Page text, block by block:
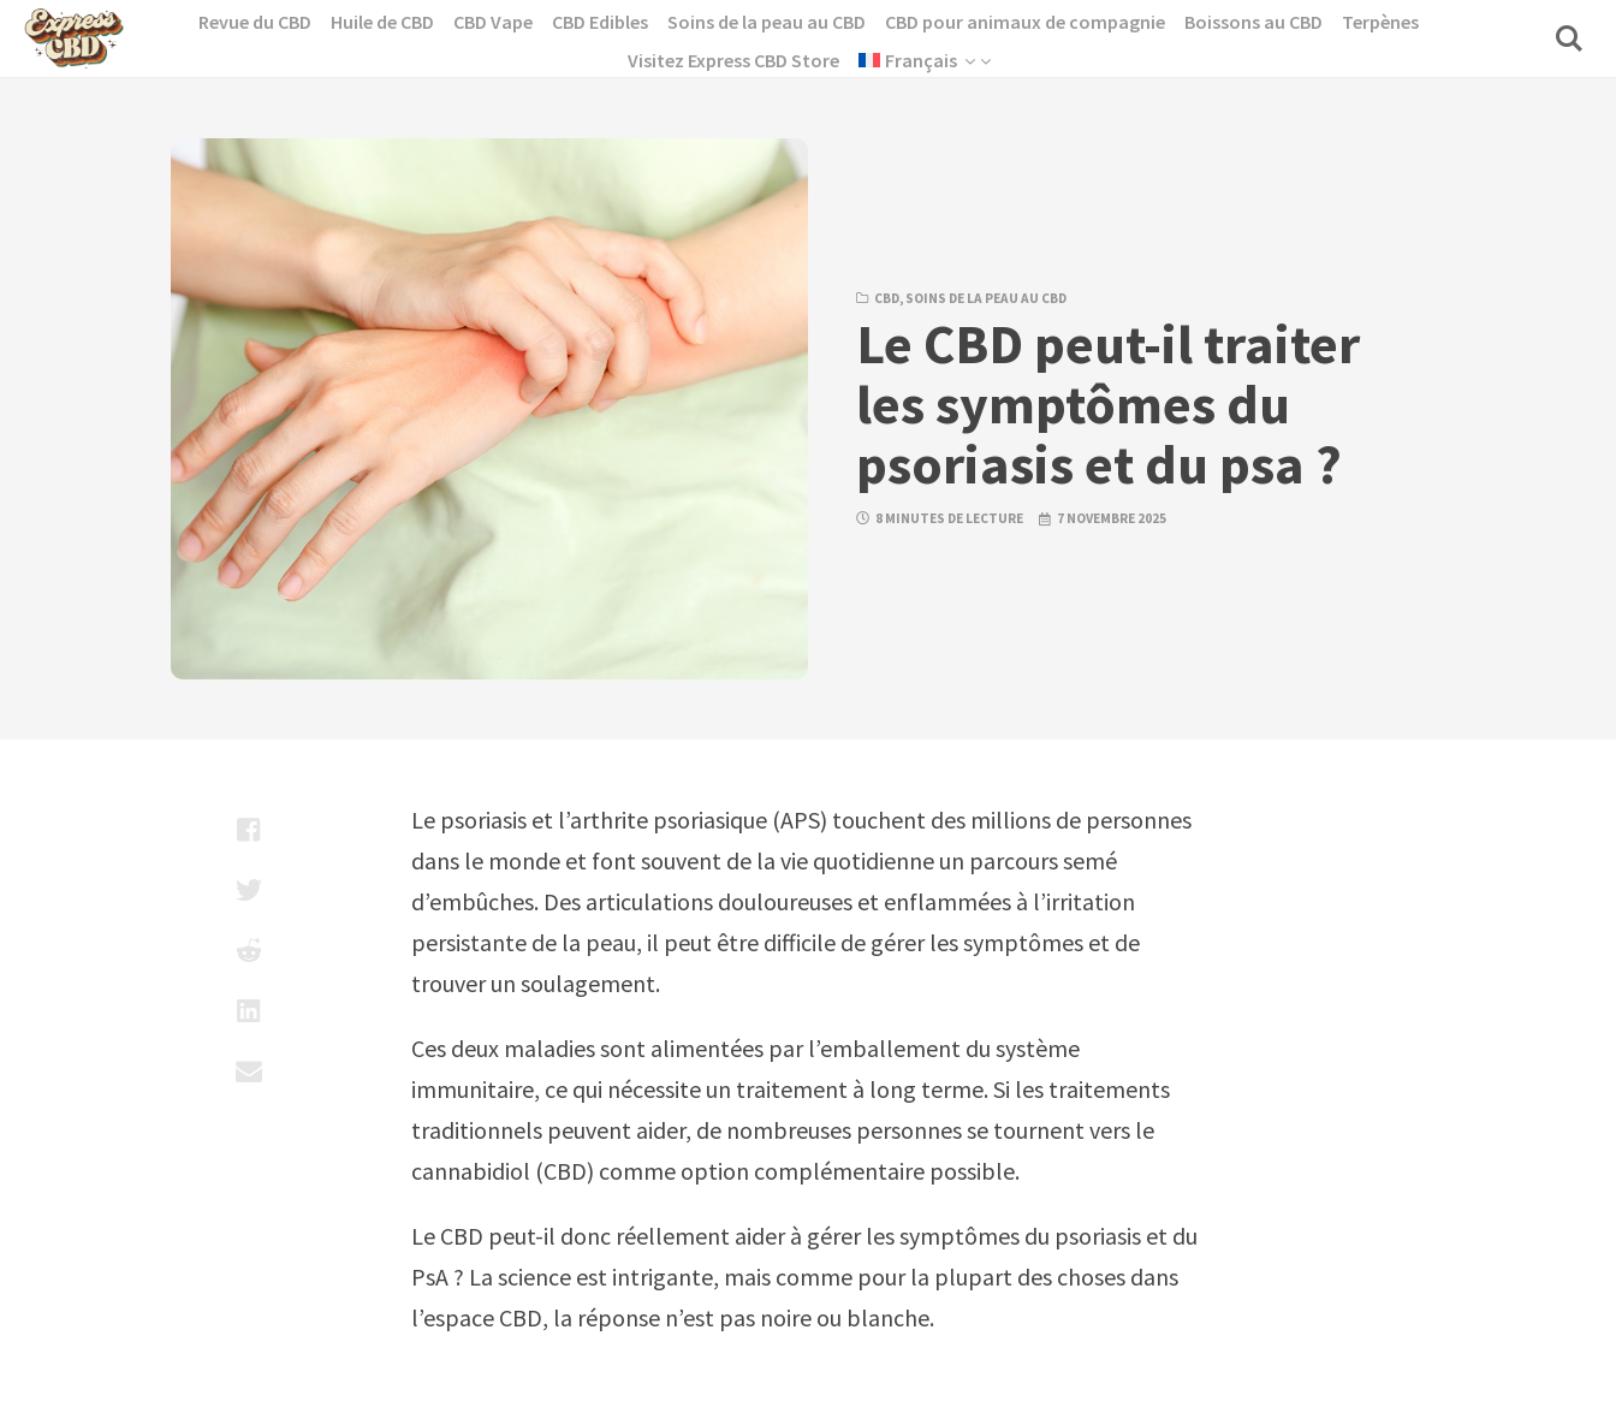
Skip
Revue du CBD Huile de CBD CBD Vape CBD Edibles Soins de la peau au CBD CBD pour animaux de compagnie Boissons au CBD
Terpènes
Visitez Express CBD Store
Français
CBD, SOINS DE LA PEAU AU CBD
Le CBD peut-il traiter
les symptômes du
psoriasis et du psa ?
8 MINUTES DE LECTURE 7 NOVEMBRE 2025
Le psoriasis et l’arthrite psoriasique (APS) touchent des millions de personnes
dans le monde et font souvent de la vie quotidienne un parcours semé
d’embûches. Des articulations douloureuses et enflammées à l’irritation
persistante de la peau, il peut être difficile de gérer les symptômes et de
trouver un soulagement.
Ces deux maladies sont alimentées par l’emballement du système
immunitaire, ce qui nécessite un traitement à long terme. Si les traitements
traditionnels peuvent aider, de nombreuses personnes se tournent vers le
cannabidiol (CBD) comme option complémentaire possible.
Le CBD peut-il donc réellement aider à gérer les symptômes du psoriasis et du
PsA ? La science est intrigante, mais comme pour la plupart des choses dans
l’espace CBD, la réponse n’est pas noire ou blanche.